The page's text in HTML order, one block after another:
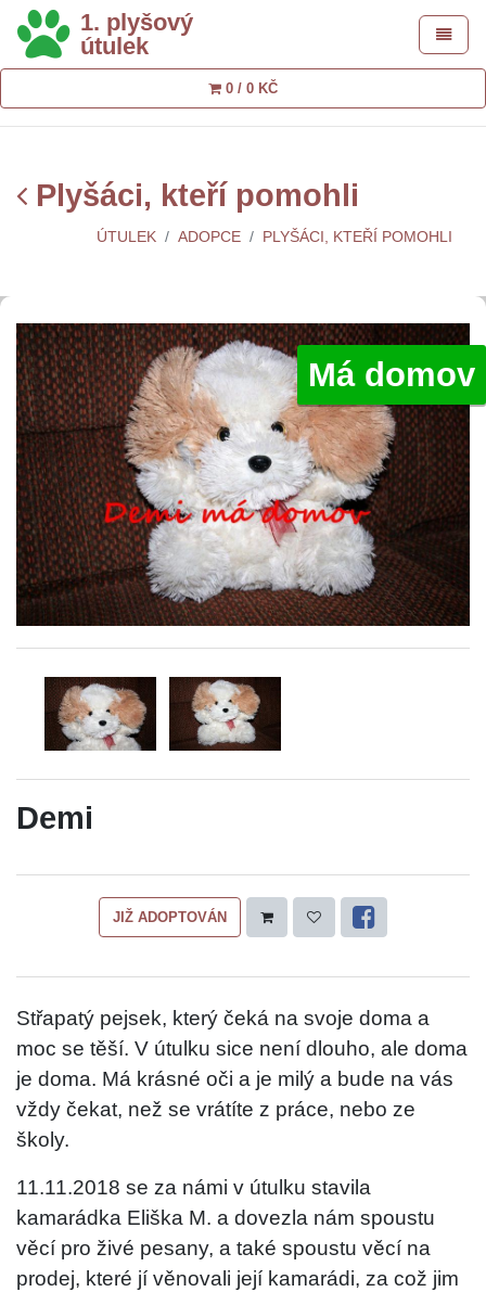
1. plyšový
útulek
Toggle
0 / 0 KČ
Plyšáci, kteří pomohli
ÚTULEK ADOPCE PLYŠÁCI, KTEŘÍ POMOHLI
Má domov
Demi
JIŽ ADOPTOVÁN
Střapatý pejsek, který čeká na svoje doma a
moc se těší. V útulku sice není dlouho, ale doma
je doma. Má krásné oči a je milý a bude na vás
vždy čekat, než se vrátíte z práce, nebo ze
školy.
11.11.2018 se za námi v útulku stavila
kamarádka Eliška M. a dovezla nám spoustu
věcí pro živé pesany, a také spoustu věcí na
prodej, které jí věnovali její kamarádi, za což jim